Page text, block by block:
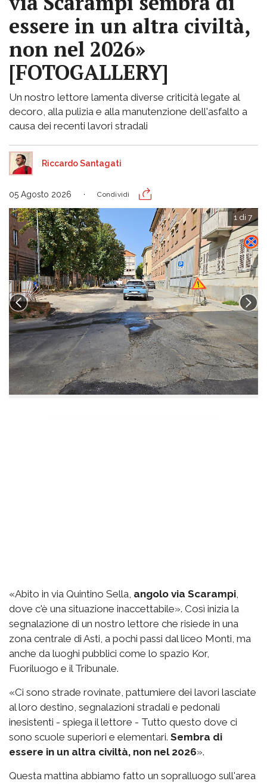
essere in un altra civiltà,
non nel 2026»
[FOTOGALLERY]
Un nostro lettore lamenta diverse criticità legate al
decoro, alla pulizia e alla manutenzione dell'asfalto a
causa dei recenti lavori stradali
Riccardo Santagati
05 Agosto 2026 Condividi
1 di 7
«Abito in via Quintino Sella, angolo via Scarampi,
dove c'è una situazione inaccettabile». Così inizia la
segnalazione di un nostro lettore che risiede in una
zona centrale di Asti, a pochi passi dal liceo Monti, ma
anche da luoghi pubblici come lo spazio Kor,
Fuoriluogo e il Tribunale.
«Ci sono strade rovinate, pattumiere dei lavori lasciate
al loro destino, segnalazioni stradali e pedonali
inesistenti - spiega il lettore - Tutto questo dove ci
sono scuole superiori e elementari. Sembra di
essere in un altra civiltà, non nel 2026».
Questa mattina abbiamo fatto un sopralluogo sull'area